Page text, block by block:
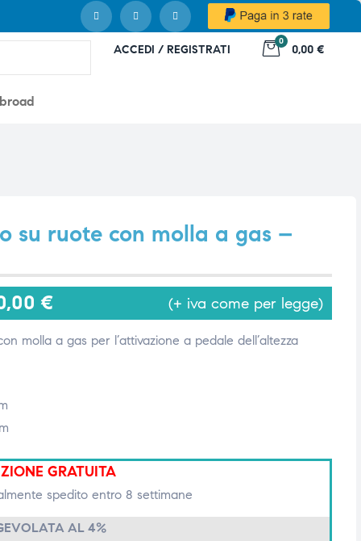
ACCEDI / REGISTRATI
0
0,00 €
su ruote con molla a gas –
€ (+ iva come per legge)
molla a gas per l’attivazione a pedale dell’altezza
GRATUITA
spedito entro 8 settimane
AL 4%